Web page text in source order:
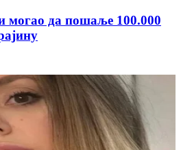
да пошаље 100.000